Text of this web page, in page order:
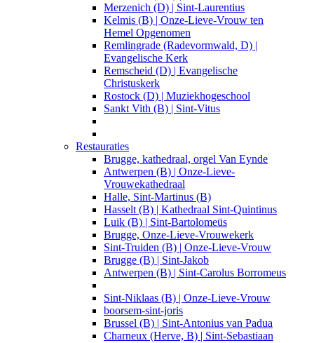
Merzenich (D) | Sint-Laurentius
Kelmis (B) | Onze-Lieve-Vrouw ten
Hemel Opgenomen
Remlingrade (Radevormwald, D) |
Evangelische Kerk
Remscheid (D) | Evangelische
Christuskerk
Rostock (D) | Muziekhogeschool
Sankt Vith (B) | Sint-Vitus
Restauraties
Brugge, kathedraal, orgel Van Eynde
Antwerpen (B) | Onze-Lieve-
Vrouwekathedraal
Halle, Sint-Martinus (B)
Hasselt (B) | Kathedraal Sint-Quintinus
Luik (B) | Sint-Bartolomeüs
Brugge, Onze-Lieve-Vrouwekerk
Sint-Truiden (B) | Onze-Lieve-Vrouw
Brugge (B) | Sint-Jakob
Antwerpen (B) | Sint-Carolus Borromeus
Sint-Niklaas (B) | Onze-Lieve-Vrouw
boorsem-sint-joris
Brussel (B) | Sint-Antonius van Padua
Charneux (Herve, B) | Sint-Sebastiaan